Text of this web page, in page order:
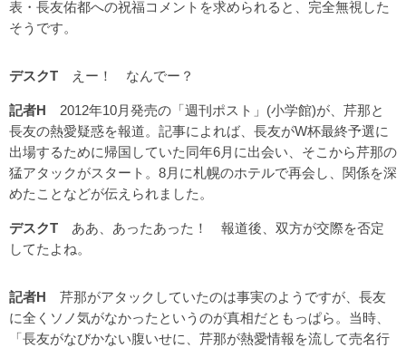
表・長友佑都への祝福コメントを求められると、完全無視した
そうです。
デスクT えー！ なんでー？
記者H 2012年10月発売の「週刊ポスト」(小学館)が、芹那と
長友の熱愛疑惑を報道。記事によれば、長友がW杯最終予選に
出場するために帰国していた同年6月に出会い、そこから芹那の
猛アタックがスタート。8月に札幌のホテルで再会し、関係を深
めたことなどが伝えられました。
デスクT ああ、あったあった！ 報道後、双方が交際を否定
してたよね。
記者H 芹那がアタックしていたのは事実のようですが、長友
に全くソノ気がなかったというのが真相だともっぱら。当時、
「長友がなびかない腹いせに、芹那が熱愛情報を流して売名行